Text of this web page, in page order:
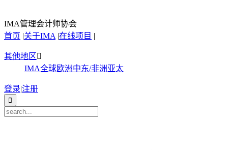
IMA管理会计师协会
首页 |关于IMA |在线项目 |
其他地区
IMA全球欧洲中东/非洲亚太
登录|注册
